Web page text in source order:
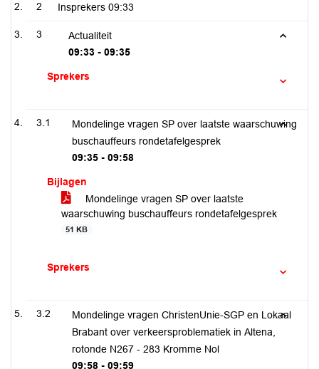
2 Insprekers 09:33
3
Actualiteit
09:33 - 09:35
Sprekers
3.1
Mondelinge vragen SP over laatste waarschuwing
buschauffeurs rondetafelgesprek
09:35 - 09:58
Bijlagen
Mondelinge vragen SP over laatste
waarschuwing buschauffeurs rondetafelgesprek
51 KB
Sprekers
3.2
Mondelinge vragen ChristenUnie-SGP en Lokaal
Brabant over verkeersproblematiek in Altena,
rotonde N267 - 283 Kromme Nol
09:58 - 09:59